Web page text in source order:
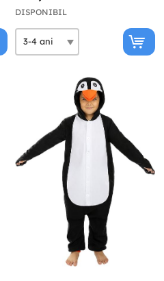
DISPONIBIL